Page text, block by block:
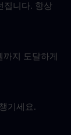
집니다. 항상
지 도달하게
기세요.